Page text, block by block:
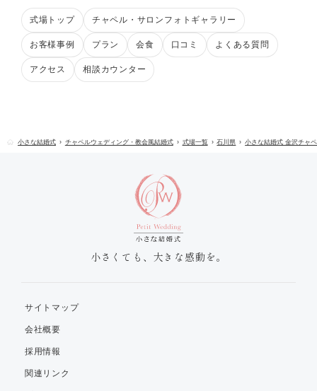
式場トップ チャペル・サロンフォトギャラリー
お客様事例 プラン 会食 口コミ よくある質問
アクセス 相談カウンター
小さな結婚式 チャペルウェディング・教会風結婚式 式場一覧 石川県 小さな結婚式 金沢チャ
小さくても、大きな感動を。
サイトマップ
会社概要
採用情報
関連リンク